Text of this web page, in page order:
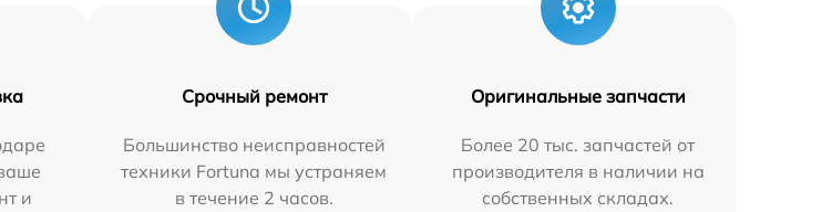
и
Срочный ремонт
Большинство неисправностей
техники Fortuna мы устраняем
в течение 2 часов.
Оригинальные запчасти
Более 20 тыс. запчастей от
производителя в наличии на
собственных складах.